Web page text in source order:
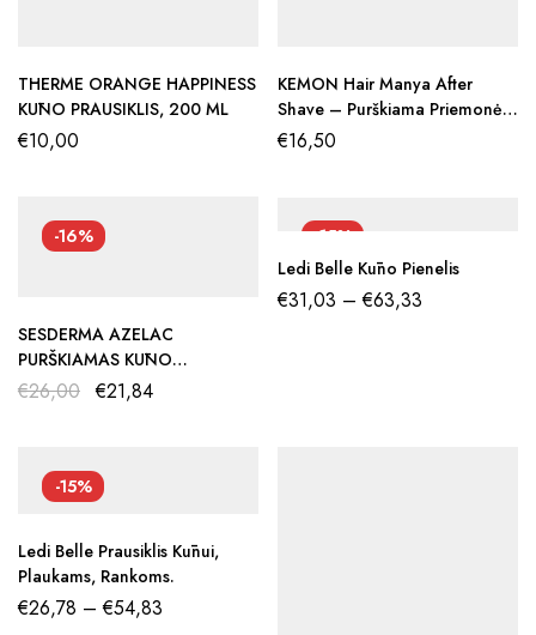
THERME ORANGE HAPPINESS
KŪNO PRAUSIKLIS, 200 ML
€10,00
KEMON Hair Manya After
Shave – Purškiama Priemonė
Po Skutimosi, 100 Ml
€16,50
-16%
SESDERMA AZELAC
PURŠKIAMAS KŪNO
LOSJONAS, 100 Ml
€26,00 €21,84
-15%
Ledi Belle Kūno Pienelis
€31,03 – €63,33
-15%
Ledi Belle Prausiklis Kūnui,
Plaukams, Rankoms.
€26,78 – €54,83